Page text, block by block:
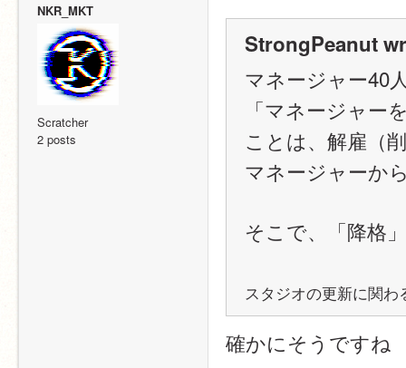
NKR_MKT
Scratcher
2 posts
StrongPeanut
マネージャー40
「マネージャー
ことは、解雇（
マネージャーか
そこで、「降格
スタジオの更新に関
確かにそうですね